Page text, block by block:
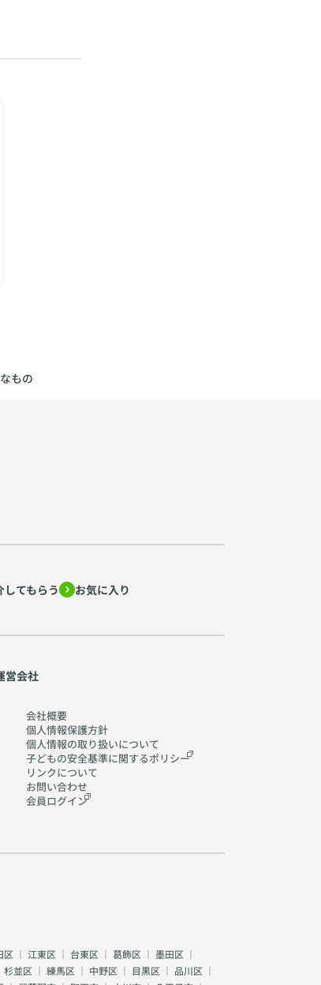
もの
てもらう お気に入り
営会社
会社概要
個人情報保護方針
個人情報の取り扱いについて
子どもの安全基準に関するポリシー
リンクについて
お問い合わせ
会員ログイン
区 ｜ 江東区 ｜ 台東区 ｜ 葛飾区 ｜ 墨田区 ｜
杉並区 ｜ 練馬区 ｜ 中野区 ｜ 目黒区 ｜ 品川区 ｜